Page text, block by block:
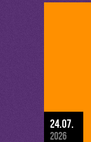
24.07.
2026